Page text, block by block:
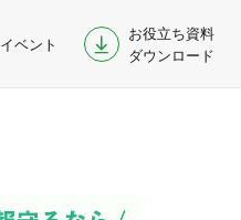
イベント
お役立ち資料
ダウンロード